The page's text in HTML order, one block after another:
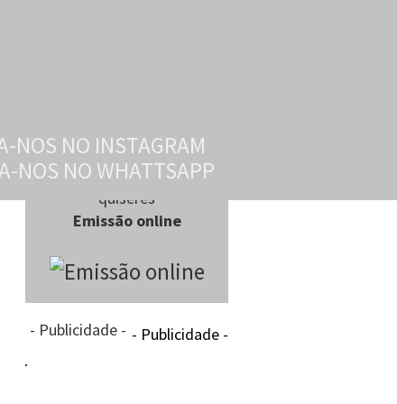
Ouve-nos quando e onde
quiseres
Emissão online
- Publicidade - - Publicidade -